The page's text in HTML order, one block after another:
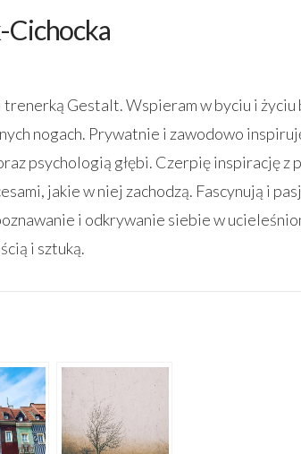
Cichocka
Gestalt. Wspieram w byciu i życiu
nogach. Prywatnie i zawodowo
psychologią głębi. Czerpię inspirację z
jakie w niej zachodzą. Fascynują i
i odkrywanie siebie w
i sztuką.